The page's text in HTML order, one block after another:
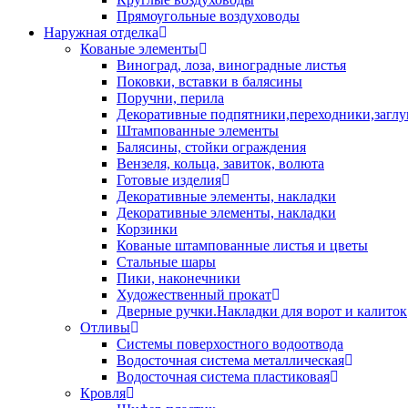
Прямоугольные воздуховоды
Наружная отделка
Кованые элементы
Виноград, лоза, виноградные листья
Поковки, вставки в балясины
Поручни, перила
Декоративные
Штампованные элементы
Балясины, стойки ограждения
Вензеля, кольца, завиток, волюта
Готовые изделия
Декоративные элементы, накладки
Декоративные элементы, накладки
Корзинки
Кованые штампованные листья и цветы
Стальные шары
Пики, наконечники
Художественный прокат
Дверные ручки.Накладки для ворот и калиток
Отливы
Системы поверхостного водоотвода
Водосточная система металлическая
Водосточная система пластиковая
Кровля